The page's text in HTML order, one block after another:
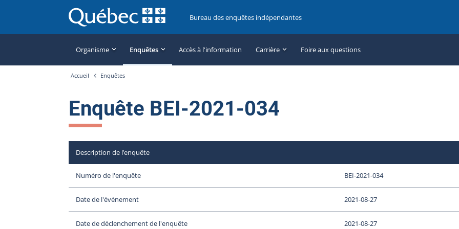
Bureau des enquêtes indépendantes
Organisme Enquêtes Accès à l'information Carrière Foire aux questions
Accueil Enquêtes
Enquête BEI-2021-034
Description de l’enquête
Numéro de l'enquête BEI-2021-034
Date de l'événement 2021-08-27
Date de déclenchement de l'enquête 2021-08-27